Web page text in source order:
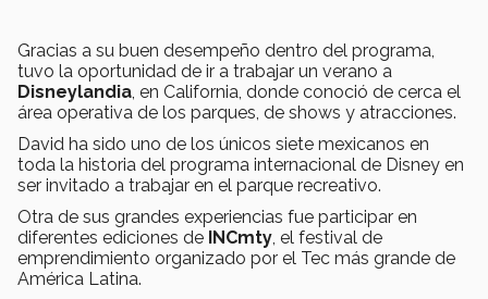
Gracias a su buen desempeño dentro del programa,
tuvo la oportunidad de ir a trabajar un verano a
Disneylandia, en California, donde conoció de cerca el
área operativa de los parques, de shows y atracciones.
David ha sido uno de los únicos siete mexicanos en
toda la historia del programa internacional de Disney en
ser invitado a trabajar en el parque recreativo.
Otra de sus grandes experiencias fue participar en
diferentes ediciones de INCmty, el festival de
emprendimiento organizado por el Tec más grande de
América Latina.